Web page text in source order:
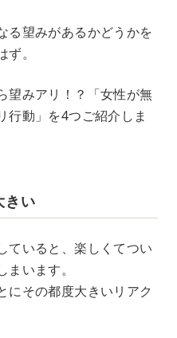
る望みがあるかどうかを
。
望みアリ！？「女性が無
行動」を4つご紹介しま
きい
ていると、楽しくてつい
います。
にその都度大きいリアク